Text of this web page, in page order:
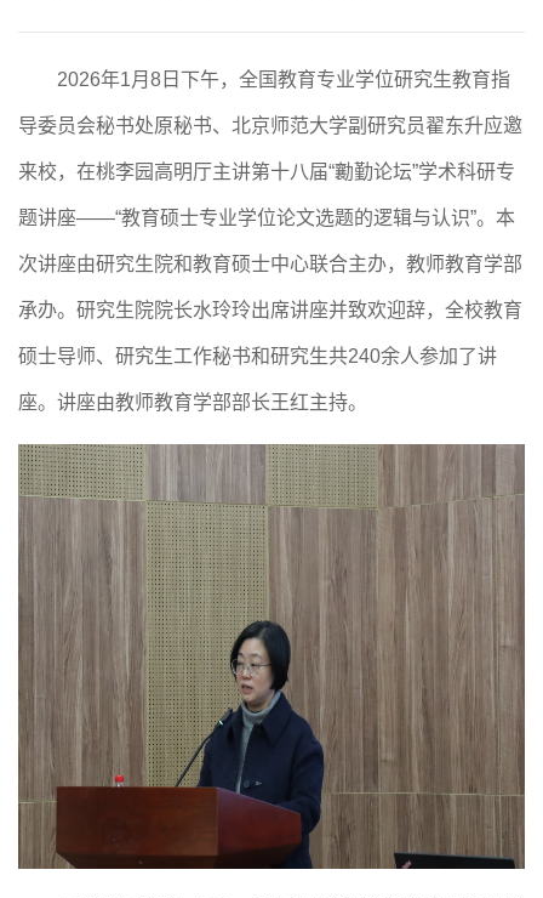
2026年1月8日 下午，全国教育专业学位研究生教育指
导委员会秘书处原秘书、北京师范大学副研究员翟东升应邀
来校， 在桃李园高明厅主讲第十八届“勷勤论坛”学术科研专
题讲座——“教育硕士专业学位论文选题的逻辑与认识”。 本
次讲座由研究生院和教育硕士中心联合主办，教师教育学部
承办。研究生院院长水玲玲出席讲座并致欢迎辞，全校教育
硕士导师、研究生工作秘书和研究生共240余人参加了讲
座。讲座由教师教育学部部长王红主持。